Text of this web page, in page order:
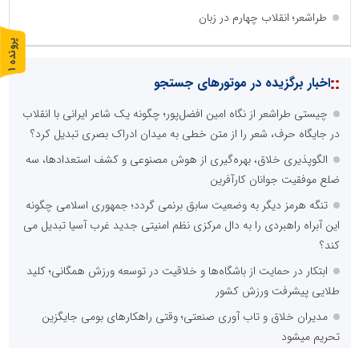
طراشعر؛ انقلاب چهارم در زبان
::اخبار برگزیده در موتورهای جستجو
چیستی طراشعر از نگاه امین افضل‌پور؛ چگونه یک شاعر ایرانی با انقلاب
در جایگاه حرف، شعر را از متن خطی به میدان ادراک بصری تبدیل کرد؟
الگوپذیری خلاق، بهره‌گیری از هوش مصنوعی و کشف استعدادها، سه
ضلع موفقیت جوانان کارآفرین
تنگه هرمز دیگر به وضعیت سابق برنمی گردد؛ جمهوری اسلامی چگونه
این آبراه راهبردی را به دال مرکزی نظم امنیتی جدید غرب آسیا تبدیل می
کند؟
ابتکار در حمایت از باشگاه‌ها و خلاقیت در توسعه ورزش همگانی؛ کلید
طلایی پیشرفت ورزش کشور
مدیران خلاق و تاب آوری صنعتی؛ وقتی راهکارهای بومی جایگزین
تحریم میشود
پ
ر
و
ن
د
ه
1